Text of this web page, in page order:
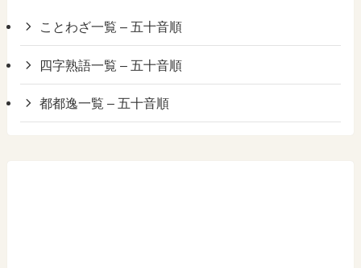
ことわざ一覧 – 五十音順
四字熟語一覧 – 五十音順
都都逸一覧 – 五十音順